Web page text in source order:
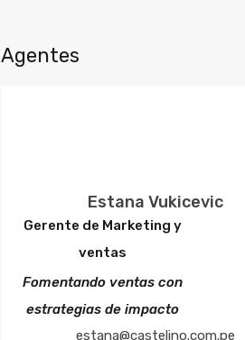
Agentes
Estana Vukicevic
Gerente de Marketing y
ventas
Fomentando ventas con
estrategias de impacto
estana@castelino.com.pe